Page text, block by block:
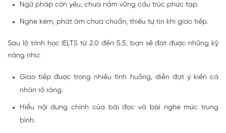
Ngữ pháp còn yếu, chưa nắm vững cấu trúc phức tạp.
Nghe kém, phát âm chưa chuẩn, thiếu tự tin khi giao tiếp.
Sau lộ trình học IELTS từ 2.0 đến 5.5, bạn sẽ đạt được những kỹ
năng như:
Giao tiếp được trong nhiều tình huống, diễn đạt ý kiến cá
nhân rõ ràng.
Hiểu nội dung chính của bài đọc và bài nghe mức trung
bình.